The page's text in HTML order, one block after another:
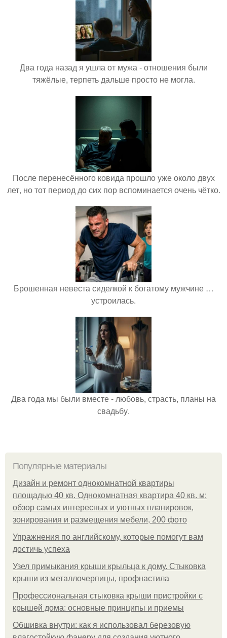
Два года назад я ушла от мужа - отношения были
тяжёлые, терпеть дальше просто не могла.
После перенесённого ковида прошло уже около двух
лет, но тот период до сих пор вспоминается очень чётко.
Брошенная невеста сиделкой к богатому мужчине …
устроилась.
Два года мы были вместе - любовь, страсть, планы на
свадьбу.
Популярные материалы
Дизайн и ремонт однокомнатной квартиры
площадью 40 кв. Однокомнатная квартира 40 кв. м:
обзор самых интересных и уютных планировок,
зонирования и размещения мебели, 200 фото
Упражнения по английскому, которые помогут вам
достичь успеха
Узел примыкания крыши крыльца к дому. Стыковка
крыши из металлочерпицы, профнастила
Профессиональная стыковка крыши пристройки с
крышей дома: основные принципы и приемы
Обшивка внутри: как я использовал березовую